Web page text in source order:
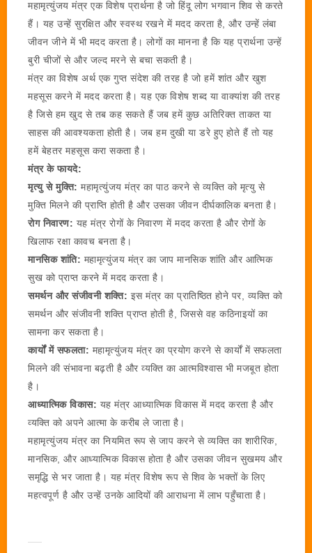
महामृत्युंजय मंत्र एक विशेष प्रार्थना है जो हिंदू लोग भगवान शिव से करते
हैं। यह उन्हें सुरक्षित और स्वस्थ रखने में मदद करता है, और उन्हें लंबा
जीवन जीने में भी मदद करता है। लोगों का मानना ​​है कि यह प्रार्थना उन्हें
बुरी चीजों से और जल्द मरने से बचा सकती है।
मंत्र का विशेष अर्थ एक गुप्त संदेश की तरह है जो हमें शांत और खुश
महसूस करने में मदद करता है। यह एक विशेष शब्द या वाक्यांश की तरह
है जिसे हम खुद से तब कह सकते हैं जब हमें कुछ अतिरिक्त ताकत या
साहस की आवश्यकता होती है। जब हम दुखी या डरे हुए होते हैं तो यह
हमें बेहतर महसूस करा सकता है।
मंत्र के फायदे:
मृत्यु से मुक्ति: महामृत्युंजय मंत्र का पाठ करने से व्यक्ति को मृत्यु से
मुक्ति मिलने की प्राप्ति होती है और उसका जीवन दीर्घकालिक बनता है।
रोग निवारण: यह मंत्र रोगों के निवारण में मदद करता है और रोगों के
खिलाफ रक्षा कावच बनता है।
मानसिक शांति: महामृत्युंजय मंत्र का जाप मानसिक शांति और आत्मिक
सुख को प्राप्त करने में मदद करता है।
समर्थन और संजीवनी शक्ति: इस मंत्र का प्रातिष्ठित होने पर, व्यक्ति को
समर्थन और संजीवनी शक्ति प्राप्त होती है, जिससे वह कठिनाइयों का
सामना कर सकता है।
कार्यों में सफलता: महामृत्युंजय मंत्र का प्रयोग करने से कार्यों में सफलता
मिलने की संभावना बढ़ती है और व्यक्ति का आत्मविश्वास भी मजबूत होता
है।
आध्यात्मिक विकास: यह मंत्र आध्यात्मिक विकास में मदद करता है और
व्यक्ति को अपने आत्मा के करीब ले जाता है।
महामृत्युंजय मंत्र का नियमित रूप से जाप करने से व्यक्ति का शारीरिक,
मानसिक, और आध्यात्मिक विकास होता है और उसका जीवन सुखमय और
समृद्धि से भर जाता है। यह मंत्र विशेष रूप से शिव के भक्तों के लिए
महत्वपूर्ण है और उन्हें उनके आदियों की आराधना में लाभ पहुँचाता है।